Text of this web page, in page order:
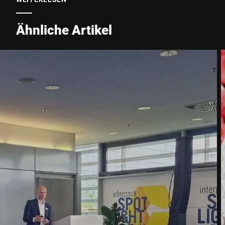
Stadt *
Ihre Nachricht an uns *
Hiermit bestätige ich, dass ich mit der Nutzung meiner Daten zur
Bearbeitung dieser Anfrage einverstanden bin. Weitere
Informationen finden Sie in den
Datenschutzerklärung
Ähnliche Artikel